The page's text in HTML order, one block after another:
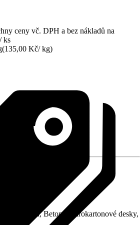
ceny vč. DPH a bez nákladů na
/ ks
(135,00 Kč/ kg)
Cihla, Beton, Sádrokartonové desky,